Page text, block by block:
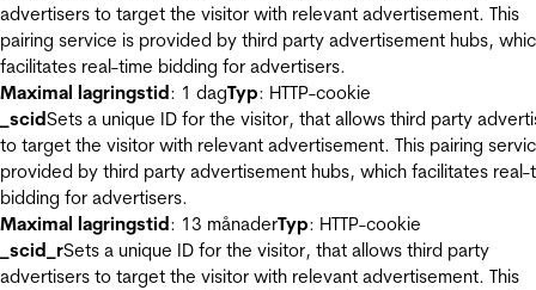
advertisers to target the visitor with relevant advertisement. This
pairing service is provided by third party advertisement hubs,
facilitates real-time bidding for advertisers.
Maximal lagringstid: 1 dagTyp: HTTP-cookie
_scidSets a unique ID for the visitor, that allows third party
to target the visitor with relevant advertisement. This pairing
provided by third party advertisement hubs, which facilitates real-
bidding for advertisers.
Maximal lagringstid: 13 månaderTyp: HTTP-cookie
_scid_rSets a unique ID for the visitor, that allows third party
advertisers to target the visitor with relevant advertisement. This